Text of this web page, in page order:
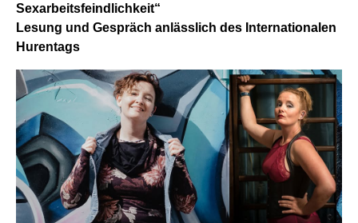
Sexarbeitsfeindlichkeit“
Lesung und Gespräch anlässlich des Internationalen
Hurentags